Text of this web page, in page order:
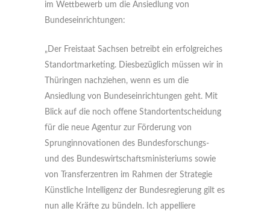
im Wettbewerb um die Ansiedlung von
Bundeseinrichtungen:
„Der Freistaat Sachsen betreibt ein erfolgreiches
Standortmarketing. Diesbezüglich müssen wir in
Thüringen nachziehen, wenn es um die
Ansiedlung von Bundeseinrichtungen geht. Mit
Blick auf die noch offene Standortentscheidung
für die neue Agentur zur Förderung von
Sprunginnovationen des Bundesforschungs-
und des Bundeswirtschaftsministeriums sowie
von Transferzentren im Rahmen der Strategie
Künstliche Intelligenz der Bundesregierung gilt es
nun alle Kräfte zu bündeln. Ich appelliere